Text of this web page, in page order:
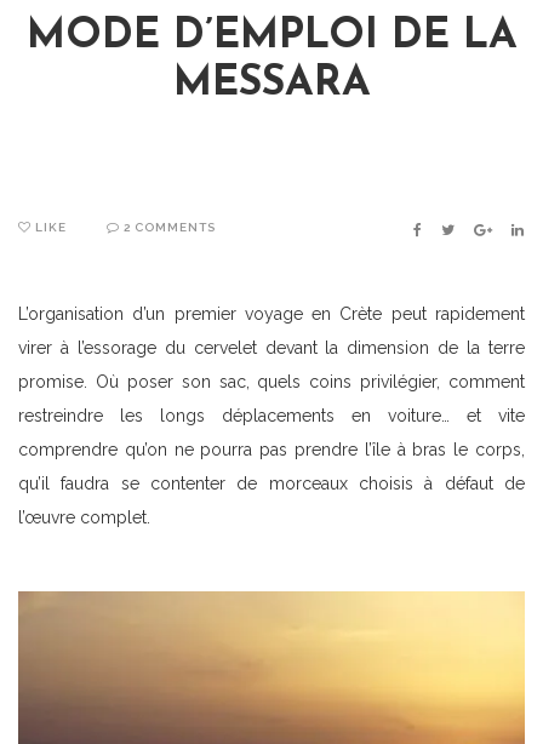
MODE D’EMPLOI DE LA
MESSARA
LIKE 2 COMMENTS FACEBOOK
TWITTER
L’organisation d’un premier voyage en Crète peut rapidement
virer à l’essorage du cervelet devant la dimension de la terre
promise. Où poser son sac, quels coins privilégier, comment
restreindre les longs déplacements en voiture… et vite
comprendre qu’on ne pourra pas prendre l’île à bras le corps,
qu’il faudra se contenter de morceaux choisis à défaut de
l’œuvre complet.